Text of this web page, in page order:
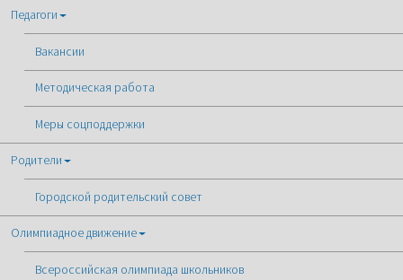
Педагоги
Вакансии
Методическая работа
Меры соцподдержки
Родители
Городской родительский совет
Олимпиадное движение
Всероссийская олимпиада школьников